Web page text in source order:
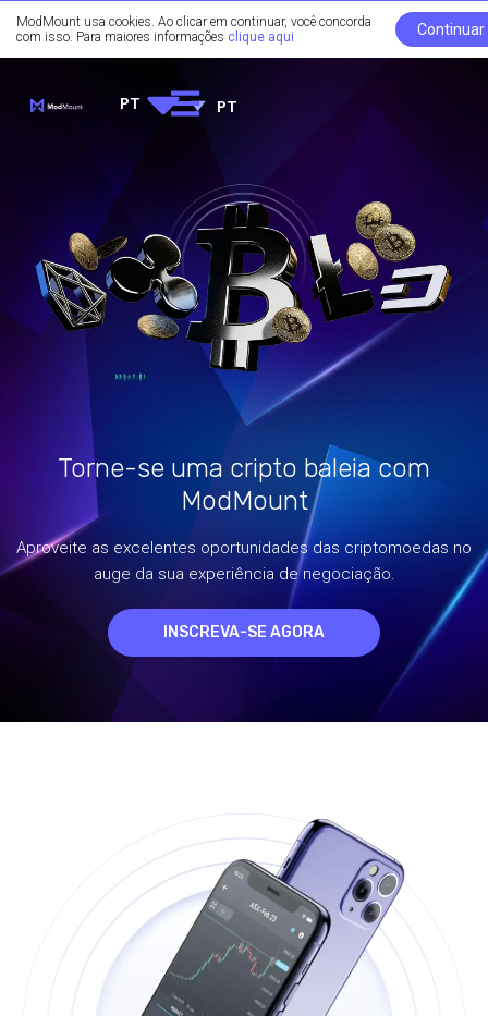
PT PT
Torne-se uma cripto baleia com
ModMount
Aproveite as excelentes oportunidades das criptomoedas no
auge da sua experiência de negociação.
INSCREVA-SE AGORA
ModMount usa cookies. Ao clicar em continuar, você concorda
com isso. Para maiores informações clique aqui Continuar